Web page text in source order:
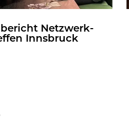
Netz­werk­
Inns­bruck